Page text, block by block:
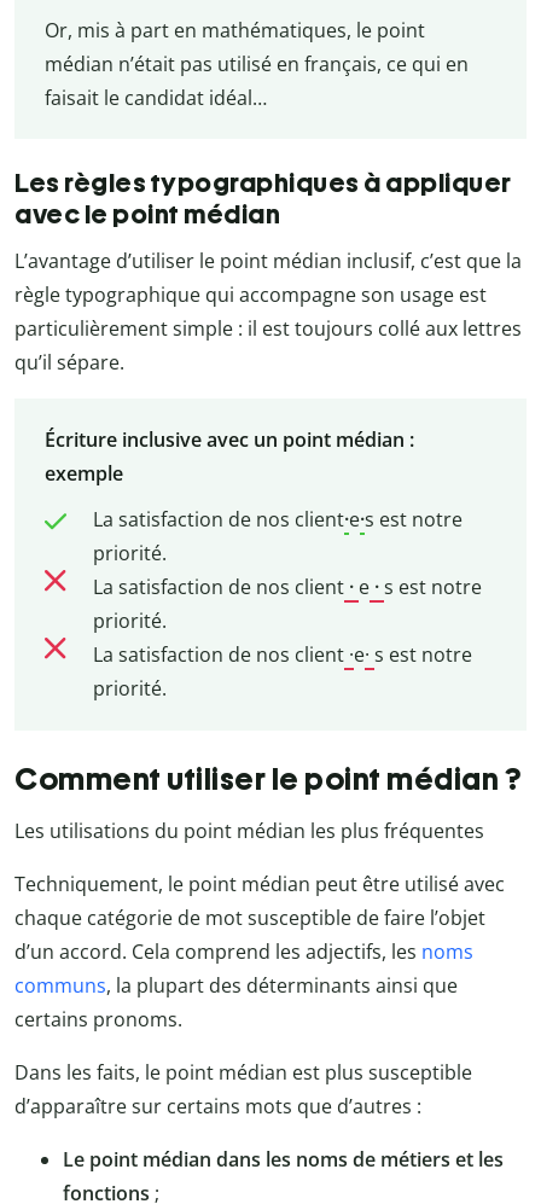
Or, mis à part en mathématiques, le point
médian n’était pas utilisé en français, ce qui en
faisait le candidat idéal…
Les règles typographiques à appliquer
avec le point médian
L’avantage d’utiliser le point médian inclusif, c’est que la
règle typographique qui accompagne son usage est
particulièrement simple : il est toujours collé aux lettres
qu’il sépare.
Écriture inclusive avec un point médian :
exemple
La satisfaction de nos client·e·s est notre
priorité.
La satisfaction de nos client· e·s est notre
priorité.
La satisfaction de nos client·e· s est notre
priorité.
Comment utiliser le point médian ?
Les utilisations du point médian les plus fréquentes
Techniquement, le point médian peut être utilisé avec
chaque catégorie de mot susceptible de faire l’objet
d’un accord. Cela comprend les adjectifs, les noms
communs, la plupart des déterminants ainsi que
certains pronoms.
Dans les faits, le point médian est plus susceptible
d’apparaître sur certains mots que d’autres :
Le point médian dans les noms de métiers et les
fonctions ;